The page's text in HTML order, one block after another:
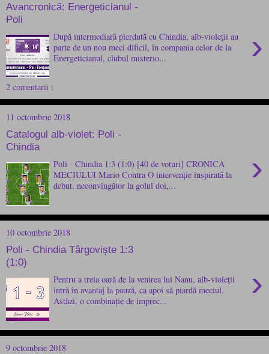
Avancronică: Energeticianul -
Poli
›
După intermediară pierdută cu Chindia, alb-violeții au
parte de un nou meci dificil, în compania celor de la
Energeticianul, clubul misterio...
2 comentarii :
11 octombrie 2018
Catalogul alb-violet: Poli -
Chindia
›
Poli - Chindia 1:3 (1:0) [40 de voturi] CRONICA
MECIULUI Mario Contra O intervenție inspirată la
debut, neconvingător la golul doi,...
10 octombrie 2018
Poli - Chindia Târgoviște 1:3
(1:0)
›
Pentru a treia oară de la venirea lui Nanu, alb-violeții
intră în avantaj la pauză, ca apoi să piardă meciul.
Astăzi, o combinație de imprec...
9 octombrie 2018